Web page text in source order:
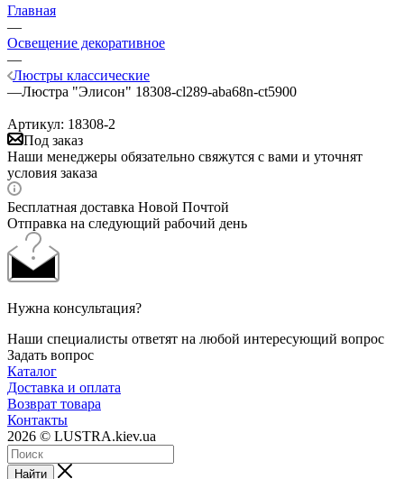
Главная
—
Освещение декоративное
—
Люстры классические
—Люстра "Элисон" 18308-cl289-aba68n-ct5900
Артикул: 18308-2
Под заказ
Наши менеджеры обязательно свяжутся с вами и уточнят
условия заказа
Бесплатная доставка Новой Почтой
Отправка на следующий рабочий день
Нужна консультация?
Наши специалисты ответят на любой интересующий вопрос
Задать вопрос
Каталог
Доставка и оплата
Возврат товара
Контакты
2026 © LUSTRA.kiev.ua
Найти